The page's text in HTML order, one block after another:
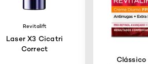
Revitalift
Laser X3 Cicatri
Correct